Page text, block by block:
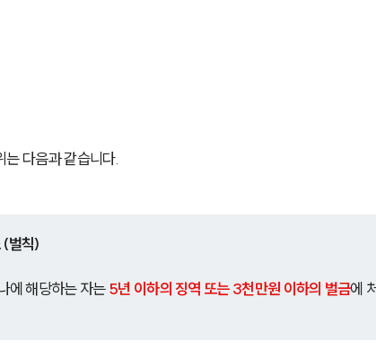
다음과 같습니다.
벌칙)
에 해당하는 자는 5년 이하의 징역 또는 3천만원 이하의 벌금에